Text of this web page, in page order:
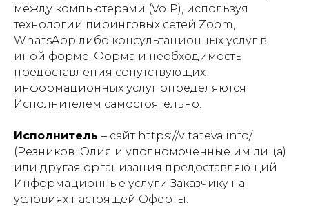
между компьютерами (VoIP), используя
технологии пиринговых сетей Zoom,
WhatsApp либо консультационных услуг в
иной форме. Форма и необходимость
предоставления сопутствующих
информационных услуг определяются
Исполнителем самостоятельно.
Исполнитель – сайт https://vitateva.info/
(Резников Юлия и уполномоченные им лица)
или другая организация предоставляющий
Информационные услуги Заказчику на
условиях настоящей Оферты.